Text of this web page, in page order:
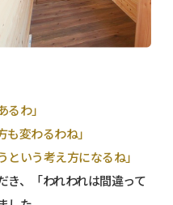
るわ」
も変わるわね」
という考え方になるね」
き、「われわれは間違って